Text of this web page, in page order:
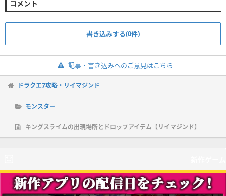
コメント
書き込みする(0件)
記事・書き込みへのご意見はこちら
ドラクエ7攻略・リイマジンド
モンスター
キングスライムの出現場所とドロップアイテム【リイマジンド】